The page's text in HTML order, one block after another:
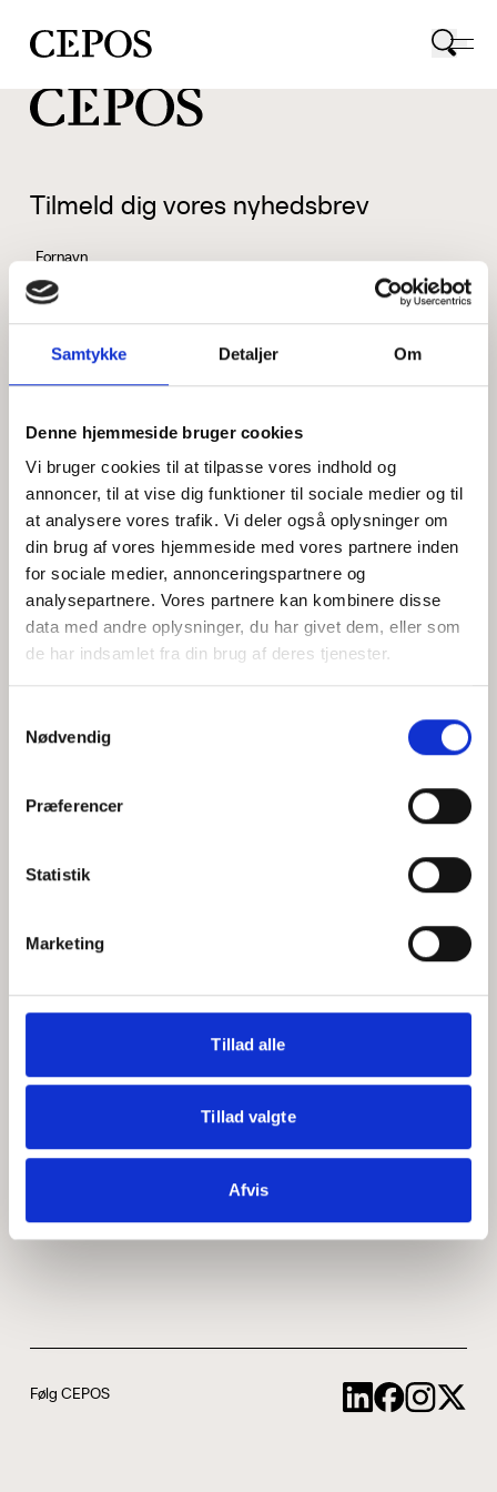
Samtykke Detaljer Om
Denne hjemmeside bruger cookies
Vi bruger cookies til at tilpasse vores indhold og
annoncer, til at vise dig funktioner til sociale medier og til
at analysere vores trafik. Vi deler også oplysninger om
din brug af vores hjemmeside med vores partnere inden
for sociale medier, annonceringspartnere og
analysepartnere. Vores partnere kan kombinere disse
data med andre oplysninger, du har givet dem, eller som
de har indsamlet fra din brug af deres tjenester.
Nødvendig
Præferencer
Statistik
Marketing
Tillad alle
Tillad valgte
Afvis
CEPOS logo
Tilmeld dig vores nyhedsbrev
Fornavn
Efternavn
Jeg accepterer behandlingen af mine personoplysninger i
henhold tilprivatlivspolitikken
Hvem er CEPOS
Medarbejdere
ABCepos
Podcast
Følg CEPOS